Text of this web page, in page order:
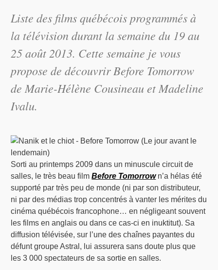
Liste des films québécois programmés à
la télévision durant la semaine du 19 au
25 août 2013. Cette semaine je vous
propose de découvrirBefore Tomorrow
de Marie-Hélène Cousineau et Madeline
Ivalu.
Sorti au printemps 2009 dans un minuscule circuit de
salles, le très beau filmBefore Tomorrown’a hélas été
supporté par très peu de monde (ni par son distributeur,
ni par des médias trop concentrés à vanter les mérites du
cinéma québécois francophone… en négligeant souvent
les films en anglais ou dans ce cas-ci en inuktitut). Sa
diffusion télévisée, sur l’une des chaînes payantes du
défunt groupe Astral, lui assurera sans doute plus que
les 3 000 spectateurs de sa sortie en salles.